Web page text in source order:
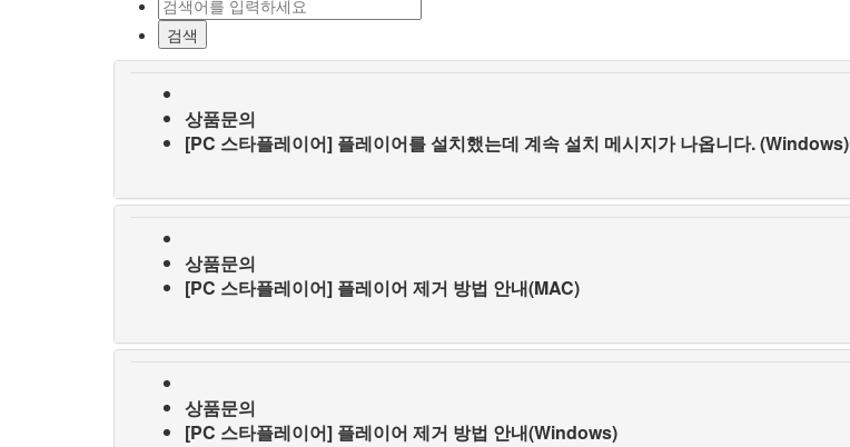
상품문의
[PC 스타플레이어] 플레이어를 설치했는데 계속 설치 메시지가 나옵니다. (Windows)
상품문의
[PC 스타플레이어] 플레이어 제거 방법 안내(MAC)
상품문의
[PC 스타플레이어] 플레이어 제거 방법 안내(Windows)